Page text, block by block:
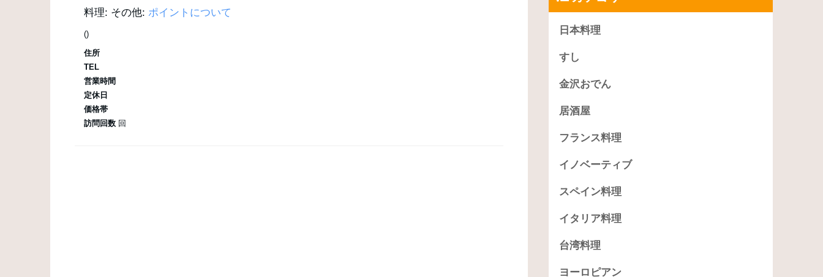
料理: その他: ポイントについて
()
住所
TEL
営業時間
定休日
価格帯
訪問回数 回
日本料理
すし
金沢おでん
居酒屋
フランス料理
イノベーティブ
スペイン料理
イタリア料理
台湾料理
ヨーロピアン